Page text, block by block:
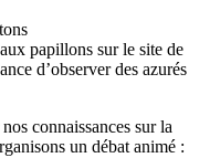
papillons sur le site de
d’observer des azurés
connaissances sur la
un débat animé :